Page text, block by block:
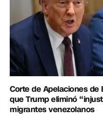
Corte de Apelaciones
que Trump eliminó
migrantes venezolanos